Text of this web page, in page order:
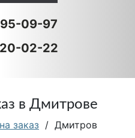
09-97
02-22
в Дмитрове
заказ / Дмитров